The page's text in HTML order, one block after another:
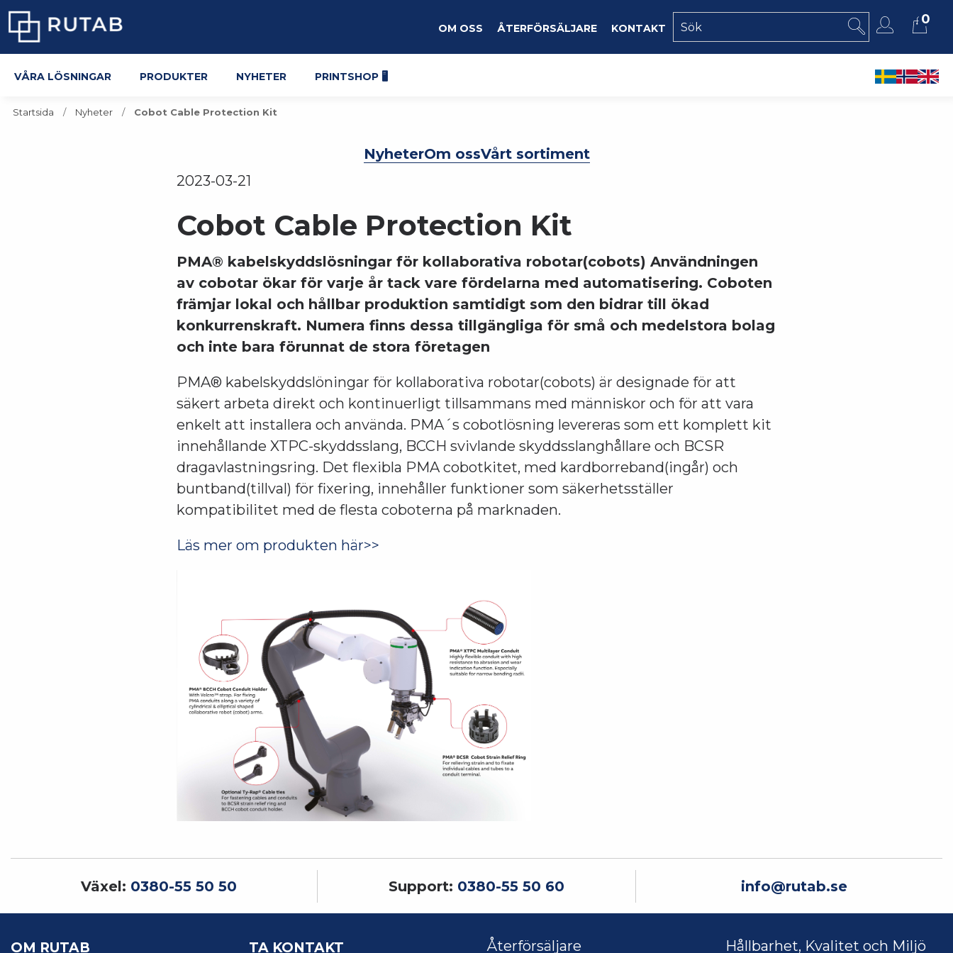
Om oss Återförsäljare Kontakt 0
Våra lösningar Produkter Nyheter Printshop 🖥️
Startsida Nyheter Cobot Cable Protection Kit
NyheterOm ossVårt sortiment
2023-03-21
Cobot Cable Protection Kit
PMA® kabelskyddslösningar för kollaborativa robotar(cobots) Användningen
av cobotar ökar för varje år tack vare fördelarna med automatisering. Coboten
främjar lokal och hållbar produktion samtidigt som den bidrar till ökad
konkurrenskraft. Numera finns dessa tillgängliga för små och medelstora bolag
och inte bara förunnat de stora företagen
PMA® kabelskyddslöningar för kollaborativa robotar(cobots) är designade för att
säkert arbeta direkt och kontinuerligt tillsammans med människor och för att vara
enkelt att installera och använda. PMA´s cobotlösning levereras som ett komplett kit
innehållande XTPC-skyddsslang, BCCH svivlande skyddsslanghållare och BCSR
dragavlastningsring. Det flexibla PMA cobotkitet, med kardborreband(ingår) och
buntband(tillval) för fixering, innehåller funktioner som säkerhetsställer
kompatibilitet med de flesta coboterna på marknaden.
Läs mer om produkten här>>
Växel: 0380-55 50 50 Support: 0380-55 50 60 info@rutab.se
OM RUTAB TA KONTAKT Återförsäljare Hållbarhet, Kvalitet och Miljö